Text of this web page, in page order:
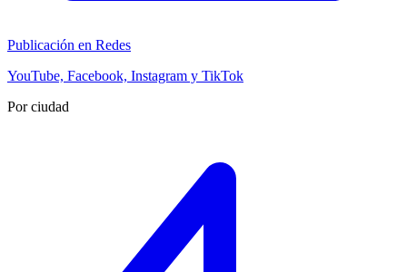
Publicación en Redes
YouTube, Facebook, Instagram y TikTok
Por ciudad